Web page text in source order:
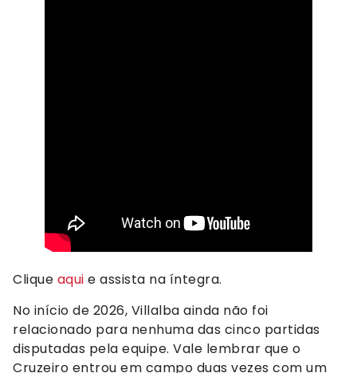
Clique aqui e assista na íntegra.
No início de 2026, Villalba ainda não foi
relacionado para nenhuma das cinco partidas
disputadas pela equipe. Vale lembrar que o
Cruzeiro entrou em campo duas vezes com um